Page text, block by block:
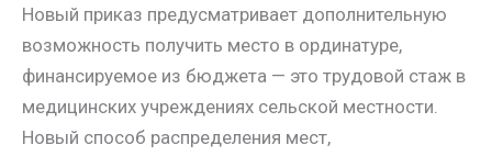
Новый приказ предусматривает дополнительную
возможность получить место в ординатуре,
финансируемое из бюджета — это трудовой стаж в
медицинских учреждениях сельской местности.
Новый способ распределения мест,